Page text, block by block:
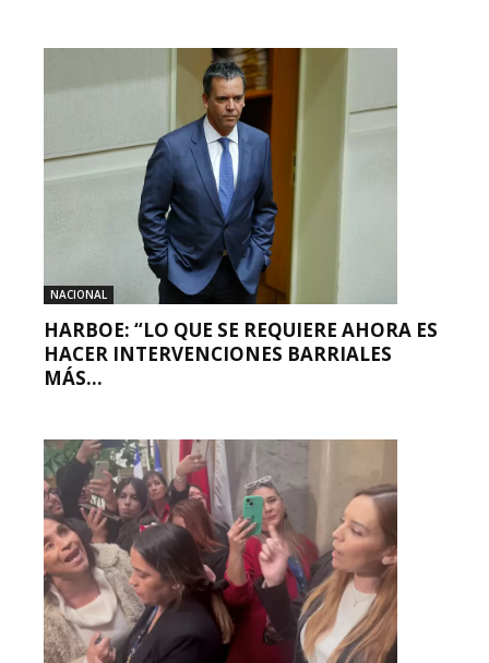
NACIONAL
HARBOE: “LO QUE SE REQUIERE AHORA ES
HACER INTERVENCIONES BARRIALES
MÁS...